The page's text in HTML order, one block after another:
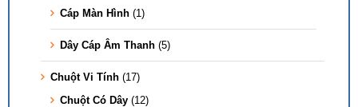
Cáp Màn Hình (1)
Dây Cáp Âm Thanh (5)
Chuột Vi Tính (17)
Chuột Có Dây (12)